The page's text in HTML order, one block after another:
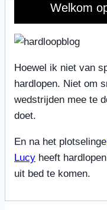
Welkom
Hoewel ik niet van
hardlopen. Niet om
wedstrijden mee te
doet.
En na het plotselinge
Lucy heeft
uit bed te komen.